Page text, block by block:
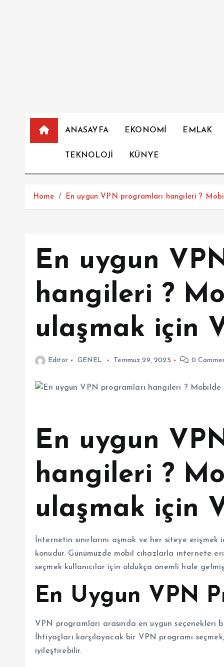
ANASAYFA EKONOMİ EMLAK
TEKNOLOJİ KÜNYE
Home En uygun VPN programları hangileri ?
En uygun
hangileri ?
ulaşmak için
Editor GENEL Temmuz 29, 2025 0
En uygun
hangileri ?
ulaşmak için
İnternetin sınırlarını aşmak ve her siteye
konudur. Günümüzde mobil cihazlarla internete
seçmek kullanıcılar için oldukça önemli hale
En Uygun VPN
VPN programları arasında en uygun
İhtiyaçları karşılayacak bir VPN programı
iyileştirebilir.